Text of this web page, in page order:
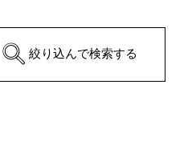
絞り込んで検索する